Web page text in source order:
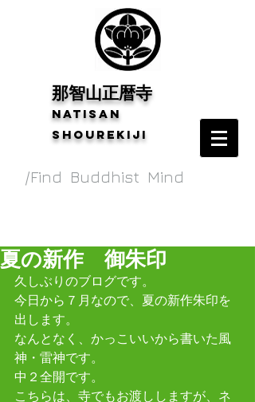
​那智山正暦寺
Natisan
shourekiji
/Find Buddhist Mind
夏の新作 御朱印
久しぶりのブログです。
今日から７月なので、夏の新作朱印を
出します。
なんとなく、かっこいいから書いた風
神・雷神です。
中２全開です。
こちらは、寺でもお渡ししますが、ネ